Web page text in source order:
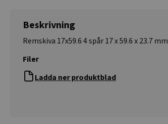
Beskrivning
Remskiva 17x59.6 4 spår 17 x 59.6 x 23.7 mm
Filer
Ladda ner produktblad